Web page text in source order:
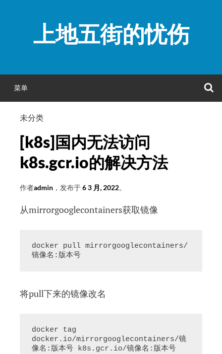
上地五街的忧伤
菜单
未分类
[k8s]国内无法访问
k8s.gcr.io的解决方法
作者admin ，发布于6 3 月, 2022。
从mirrorgooglecontainers获取镜像
docker pull mirrorgooglecontainers/
镜像名:版本号
将pull下来的镜像改名
docker tag
docker.io/mirrorgooglecontainers/镜
像名:版本号 k8s.gcr.io/镜像名:版本号